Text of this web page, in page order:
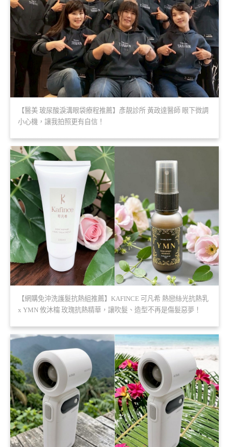
【醫美 玻尿酸淚溝眼袋療程推薦】彥靚診所 黃政達醫師 眼下微調
小心機，讓我拍照更有自信！
【網購免沖洗護髮抗熱組推薦】KAFINCE 可凡希 熱戀絲光抗熱乳
x YMN 攸沐橣 玫瑰抗熱精華，讓吹髮、造型不再是傷髮惡夢！